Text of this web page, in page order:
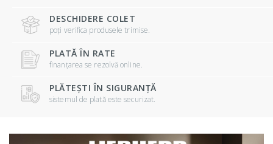
DESCHIDERE COLET
poți verifica produsele trimise.
PLATĂ ÎN RATE
finanțarea se rezolvă online.
PLĂTEȘTI ÎN SIGURANȚĂ
sistemul de plată este securizat.